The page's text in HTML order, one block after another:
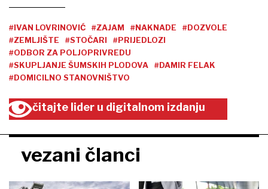
#IVAN LOVRINOVIĆ #ZAJAM #NAKNADE
#DOZVOLE
#ZEMLJIŠTE
#STOČARI
#PRIJEDLOZI
#ODBOR ZA POLJOPRIVREDU
#SKUPLJANJE ŠUMSKIH PLODOVA
#DAMIR FELAK
#DOMICILNO STANOVNIŠTVO
čitajte lider u digitalnom izdanju
vezani članci